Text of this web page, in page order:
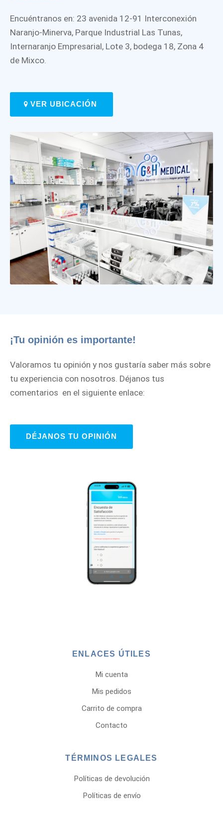
Encuéntranos en: 23 avenida 12-91 Interconexión
Naranjo-Minerva, Parque Industrial Las Tunas,
Internaranjo Empresarial, Lote 3, bodega 18, Zona 4
de Mixco.
VER UBICACIÓN
¡Tu opinión es importante!
Valoramos tu opinión y nos gustaría saber más sobre
tu experiencia con nosotros. Déjanos tus
comentarios en el siguiente enlace:
DÉJANOS TU OPINIÓN
ENLACES ÚTILES
Mi cuenta
Mis pedidos
Carrito de compra
Contacto
TÉRMINOS LEGALES
Políticas de devolución
Políticas de envío